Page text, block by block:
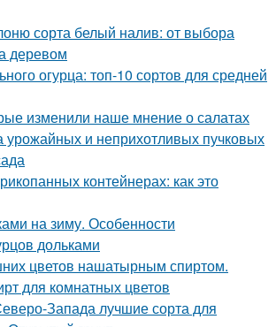
сорта белый налив: от выбора
деревом
огурца: топ-10 сортов для средней
изменили наше мнение о салатах
урожайных и неприхотливых пучковых
контейнерах: как это
на зиму. Особенности
дольками
цветов нашатырным спиртом.
для комнатных цветов
Запада лучшие сорта для